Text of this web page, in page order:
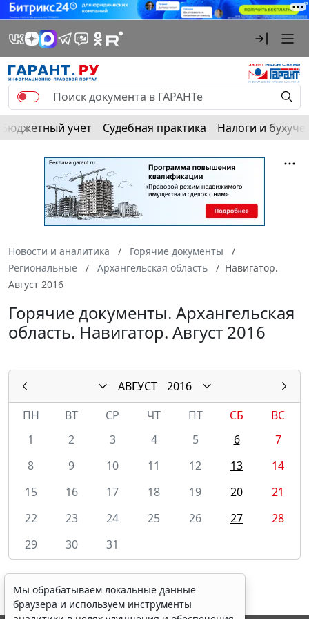
Бюджетный учет Судебная практика Налоги и
Новости и аналитика
Горячие документы
Региональные
Архангельская область
Навигатор.
Август 2016
Горячие документы. Архангельская
область. Навигатор. Август 2016
АВГУСТ
2016
ПН
ВТ СР ЧТ ПТ СБ
ВС
1
2 3 4 5 6
7
8
9 10 11 12 13
14
15
16 17 18 19 20
21
22
23 24 25 26 27
28
29
30 31
Мы обрабатываем локальные данные
браузера и используем инструменты